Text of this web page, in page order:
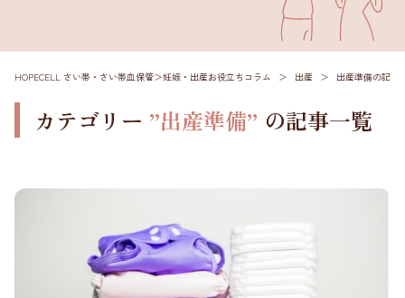
HOPECELL さい帯・さい帯血保管＞妊娠・出産お役立ちコラム ＞ 出産 ＞ 出産準備の記事
カテゴリー ”出産準備” の記事一覧